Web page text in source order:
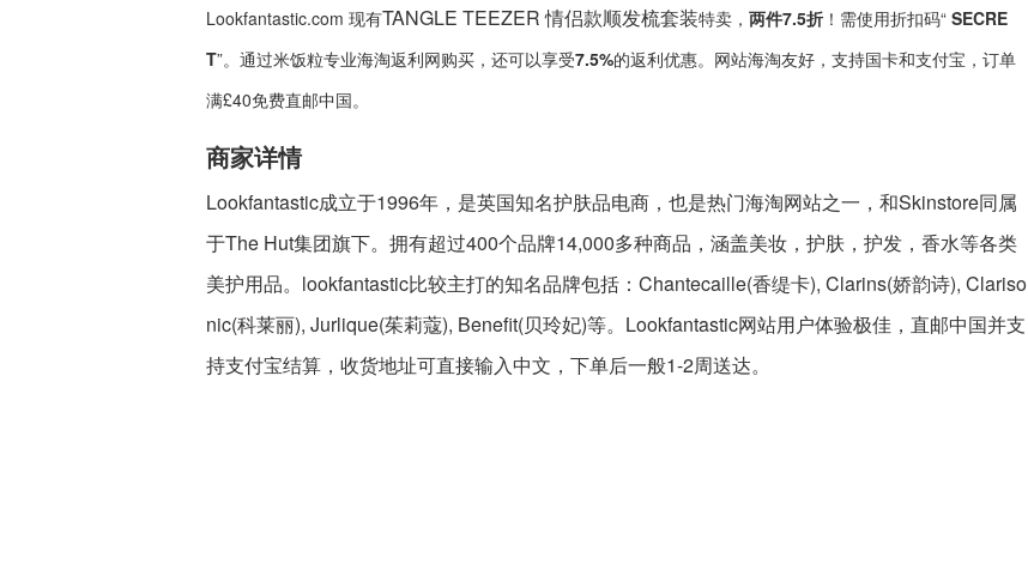
Lookfantastic.com 现有TANGLE TEEZER 情侣款顺发梳套装特卖， 两件7.5折 ！需使用折扣码“ SECRE
T”。通过米饭粒专业海淘返利网购买，还可以享受7.5%的返利优惠。网站海淘友好，支持国卡和支付宝，订单
满£40免费直邮中国。
商家详情
Lookfantastic成立于1996年，是英国知名护肤品电商，也是热门海淘网站之一，和Skinstore同属
于The Hut集团旗下。拥有超过400个品牌14,000多种商品，涵盖美妆，护肤，护发，香水等各类
美护用品。lookfantastic比较主打的知名品牌包括：Chantecaille(香缇卡), Clarins(娇韵诗), Clariso
nic(科莱丽), Jurlique(茱莉蔻), Benefit(贝玲妃)等。Lookfantastic网站用户体验极佳，直邮中国并支
持支付宝结算，收货地址可直接输入中文，下单后一般1-2周送达。